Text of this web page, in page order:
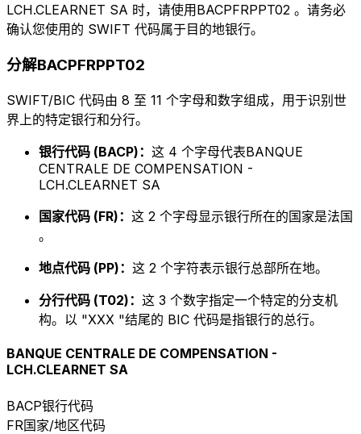
LCH.CLEARNET SA 时，请使用BACPFRPPT02 。请务必
确认您使用的 SWIFT 代码属于目的地银行。
分解BACPFRPPT02
SWIFT/BIC 代码由 8 至 11 个字母和数字组成，用于识别世
界上的特定银行和分行。
银行代码 (BACP)： 这 4 个字母代表BANQUE
CENTRALE DE COMPENSATION -
LCH.CLEARNET SA
国家代码 (FR)： 这 2 个字母显示银行所在的国家是法国
。
地点代码 (PP)： 这 2 个字符表示银行总部所在地。
分行代码 (T02)： 这 3 个数字指定一个特定的分支机
构。以 "XXX "结尾的 BIC 代码是指银行的总行。
BANQUE CENTRALE DE COMPENSATION -
LCH.CLEARNET SA
BACP银行代码
FR国家/地区代码